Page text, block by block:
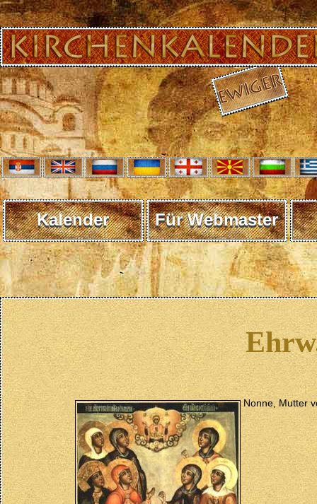
Kalender Für Webmaster
Nonne, Mutter